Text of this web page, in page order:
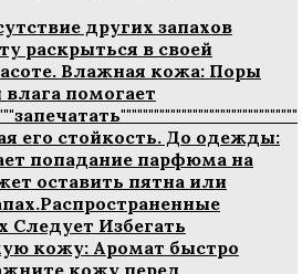
других запахов
раскрыться в своей
Влажная кожа: Поры
помогает
его стойкость. До одежды:
попадание парфюма на
оставить пятна или
Избегать
кожу: Аромат быстро